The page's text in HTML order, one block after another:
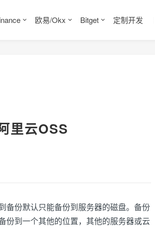
欧易/Okx Bitget 定制开发
里云OSS
备份默认只能备份到服务器的磁盘。备份
份到一个其他的位置，其他的服务器或云